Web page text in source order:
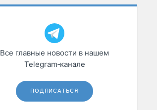
Все главные новости в нашем
Telegram‑канале
ПОДПИСАТЬСЯ